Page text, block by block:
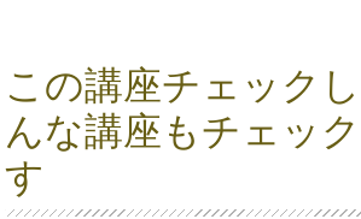
この講座チェック
んな講座もチェッ
す